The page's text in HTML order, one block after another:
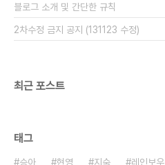
블로그 소개 및 간단한 규칙
2차수정 금지 공지 (131123 수정)
최근 포스트
태그
승아 현영 지숙 레인보우